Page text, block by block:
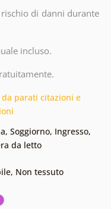
di danni durante
incluso.
da parati citazioni e
, Soggiorno, Ingresso,
da letto
, Non tessuto